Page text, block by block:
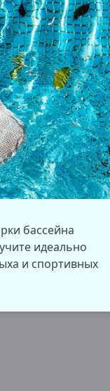
бассейна
идеально
и спортивных